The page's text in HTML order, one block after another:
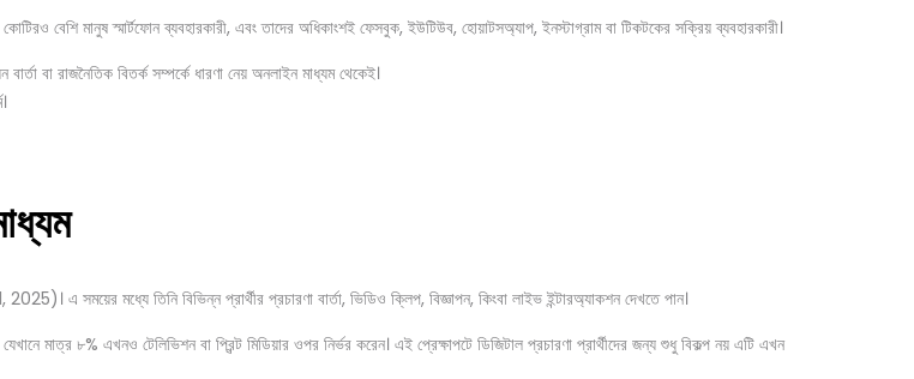
বেশি মানুষ স্মার্টফোন ব্যবহারকারী, এবং তাদের অধিকাংশই ফেসবুক, ইউটিউব, হোয়াটসঅ্যাপ, ইনস্টাগ্রাম বা টিকটকের সক্রিয় ব্যবহারকারী।
বা রাজনৈতিক বিতর্ক সম্পর্কে ধারণা নেয় অনলাইন মাধ্যম থেকেই।
এ সময়ের মধ্যে তিনি বিভিন্ন প্রার্থীর প্রচারণা বার্তা, ভিডিও ক্লিপ, বিজ্ঞাপন, কিংবা লাইভ ইন্টারঅ্যাকশন দেখতে পান।
মাত্র ৮% এখনও টেলিভিশন বা প্রিন্ট মিডিয়ার ওপর নির্ভর করেন। এই প্রেক্ষাপটে ডিজিটাল প্রচারণা প্রার্থীদের জন্য শুধু বিকল্প নয় এটি এখন